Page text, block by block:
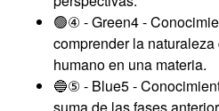
🟢④ - Green4 -
comprender la
humano en una materia.
🔵⑤ - Blue5 -